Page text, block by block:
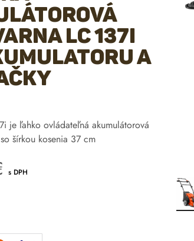
LC 137i
a
je ľahko ovládateľná akumulátorová
šírkou kosenia 37 cm
s DPH